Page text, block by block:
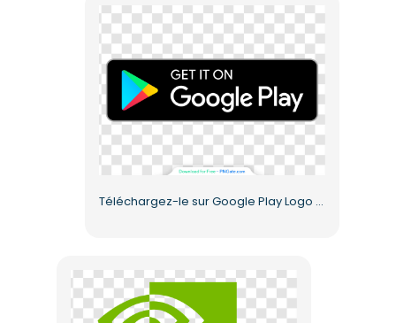
Téléchargez-le sur Google Play Logo PNG gratuit